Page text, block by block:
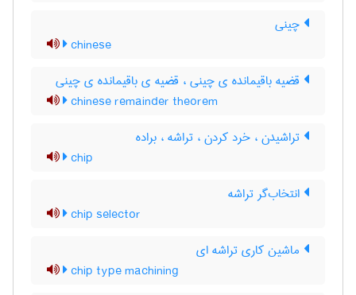
چینی
chinese
قضیه باقیمانده ی چینی ، قضیه ی باقیمانده ی چینی
chinese remainder theorem
تراشیدن ، خرد کردن ، تراشه ، براده
chip
انتخاب‌گر تراشه
chip selector
ماشین کاری تراشه ای
chip type machining